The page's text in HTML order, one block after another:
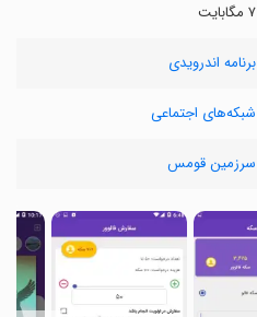
۷ مگابایت
برنامه اندرویدی
شبکه‌های اجتماعی
سرزمین قومس